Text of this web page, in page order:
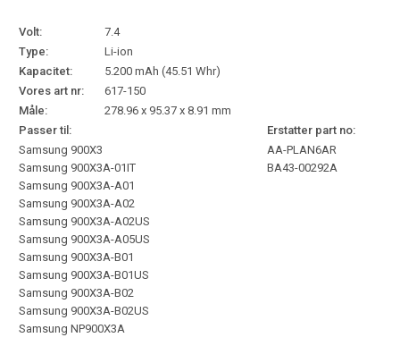
Volt:
7.4
Type:
Li-ion
Kapacitet:
5.200 mAh (45.51 Whr)
Vores art nr:
617-150
Måle:
278.96 x 95.37 x 8.91 mm
Passer til:
Erstatter part no:
Samsung 900X3
Samsung 900X3A-01IT
Samsung 900X3A-A01
Samsung 900X3A-A02
Samsung 900X3A-A02US
Samsung 900X3A-A05US
Samsung 900X3A-B01
Samsung 900X3A-B01US
Samsung 900X3A-B02
Samsung 900X3A-B02US
Samsung NP900X3A
AA-PLAN6AR
BA43-00292A